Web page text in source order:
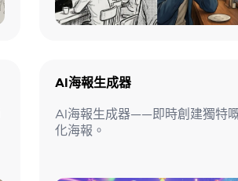
AI海報生成器
AI海報生成器——即時創建獨特
化海報。